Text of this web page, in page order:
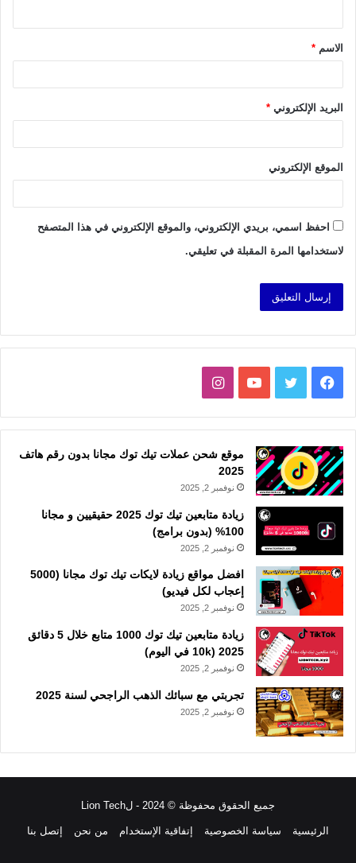
ق
*الاسم *
البريد الإلكتروني *
الموقع الإلكتروني
احفظ اسمي، بريدي الإلكتروني، والموقع الإلكتروني في هذا المتصفح
لاستخدامها المرة المقبلة في تعليقي.
فيسبوك تويتر يوتيوبانستقرام
موقع شحن عملات تيك توك مجانا بدون رقم هاتف
2025
نوفمبر 2, 2025
زيادة متابعين تيك توك 2025 حقيقيين و مجانا
100% (بدون برامج)
نوفمبر 2, 2025
افضل مواقع زيادة لايكات تيك توك مجانا (5000
إعجاب لكل فيديو)
نوفمبر 2, 2025
زيادة متابعين تيك توك 1000 متابع خلال 5 دقائق
2025 (10k في اليوم)
نوفمبر 2, 2025
تجربتي مع سبائك الذهب الراجحي لسنة 2025
نوفمبر 2, 2025
جميع الحقوق محفوظة © 2024 - لLion Tech
الرئيسية سياسة الخصوصية إتفاقية الإستخدام من نحن إتصل بنا